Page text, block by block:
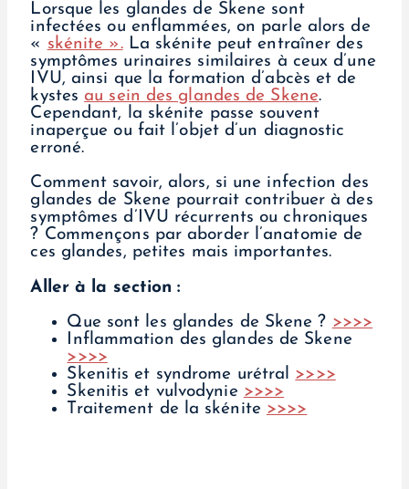
Lorsque les glandes de Skene sont
infectées ou enflammées, on parle alors de
« skénite ».La skénite peut entraîner des
symptômes urinaires similaires à ceux d’une
IVU, ainsi que la formation d’abcès et de
kystes au sein des glandes de Skene.
Cependant, la skénite passe souvent
inaperçue ou fait l’objet d’un diagnostic
erroné.
Comment savoir, alors, si une infection des
glandes de Skene pourrait contribuer à des
symptômes d’IVU récurrents ou chroniques
? Commençons par aborder l’anatomie de
ces glandes, petites mais importantes.
Aller à la section :
Que sont les glandes de Skene ? >>>>
Inflammation des glandes de Skene
>>>>
Skenitis et syndrome urétral >>>>
Skenitis et vulvodynie >>>>
Traitement de la skénite >>>>